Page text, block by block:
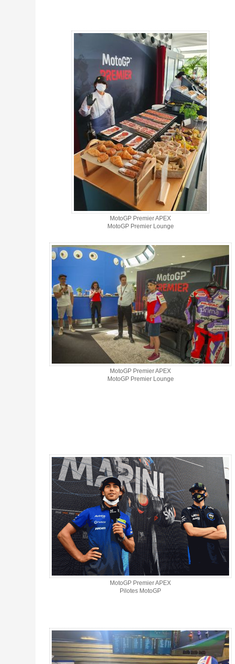
MotoGP Premier APEX
MotoGP Premier Lounge
MotoGP Premier APEX
MotoGP Premier Lounge
MotoGP Premier APEX
Pilotes MotoGP